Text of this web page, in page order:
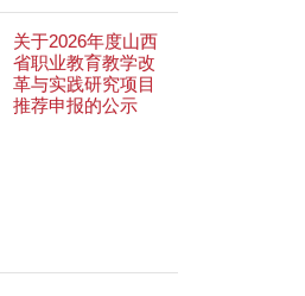
关于2026年度山西
省职业教育教学改
革与实践研究项目
推荐申报的公示